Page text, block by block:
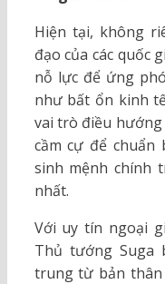
Hiện tại, không
đạo của các quốc
nỗ lực để ứng
như bất ổn kinh
vai trò điều
cầm cự để
sinh mệnh chính
nhất.
Với uy tín ngoại
Thủ tướng Suga
trung từ bản